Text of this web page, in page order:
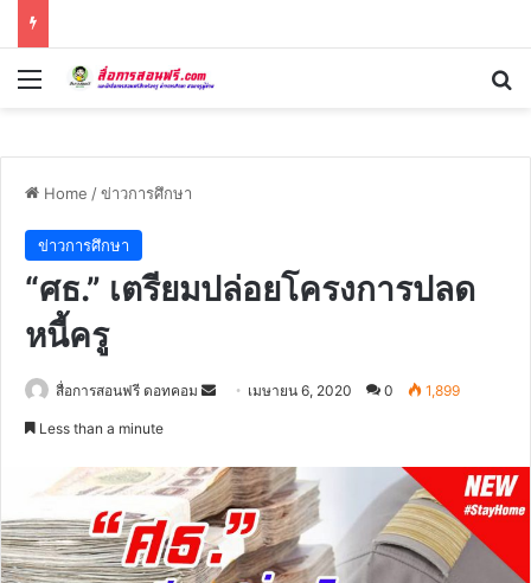
Menu
Home /ข่าวการศึกษา
ข่าวการศึกษา
“ศธ.” เตรียมปล่อยโครงการปลด
หนี้ครู
สื่อการสอนฟรี ดอทคอม
Send เมษายน 6, 2020 0 1,899
Less than a minute